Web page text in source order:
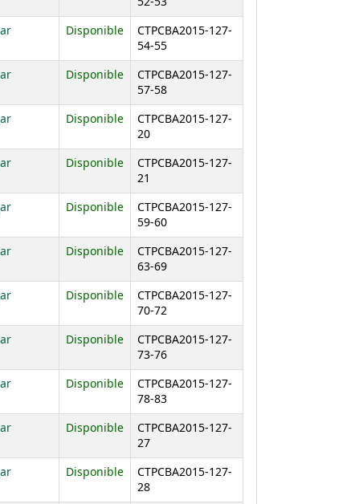
debajo)
Disponible
CTPCBA2015-127-
54-55
debajo)
Disponible
CTPCBA2015-127-
57-58
debajo)
Disponible
CTPCBA2015-127-
20
debajo)
Disponible
CTPCBA2015-127-
21
debajo)
Disponible
CTPCBA2015-127-
59-60
debajo)
Disponible
CTPCBA2015-127-
63-69
debajo)
Disponible
CTPCBA2015-127-
70-72
debajo)
Disponible
CTPCBA2015-127-
73-76
debajo)
Disponible
CTPCBA2015-127-
78-83
debajo)
Disponible
CTPCBA2015-127-
27
debajo)
Disponible
CTPCBA2015-127-
28